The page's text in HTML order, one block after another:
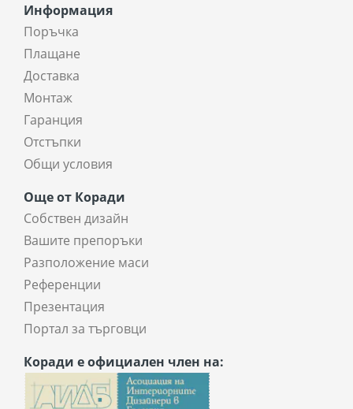
Информация
Поръчка
Плащане
Доставка
Монтаж
Гаранция
Отстъпки
Общи условия
Още от Коради
Собствен дизайн
Вашите препоръки
Разположение маси
Референции
Презентация
Портал за търговци
Коради е официален член на: